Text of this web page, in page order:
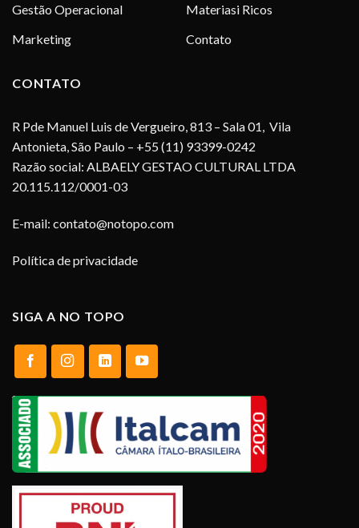
Gestão Operacional
Marketing
Materiasi Ricos
Contato
CONTATO
R Pde Manuel Luis de Vergueiro, 813 – Sala 01, Vila
Antonieta, São Paulo – +55 (11) 93399-0242
Razão social: ALBAELY GESTAO CULTURAL LTDA
20.115.112/0001-03
E-mail: contato@notopo.com
Política de privacidade
SIGA A NO TOPO